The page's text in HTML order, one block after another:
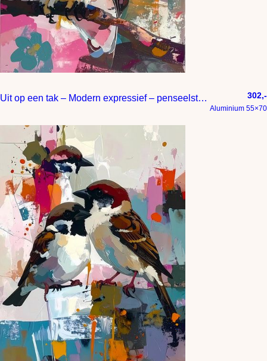
Uit op een tak – Modern expressief – penseelstreken en abstracte kleurige vlakken 302,-
Aluminium 55×70